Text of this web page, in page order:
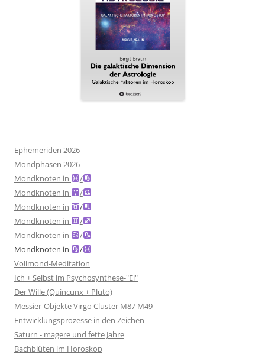
Ephemeriden 2026
Mondphasen 2026
Mondknoten in
/
Mondknoten in
/
Mondknoten in
/
Mondknoten in
/
Mondknoten in
/
Mondknoten in
/
Vollmond-Meditation
Ich + Selbst im Psychosynthese-"Ei"
Der Wille (Quincunx + Pluto)
Messier-Objekte Virgo Cluster M87 M49
Entwicklungsprozesse in den Zeichen
Saturn - magere und fette Jahre
Bachblüten im Horoskop